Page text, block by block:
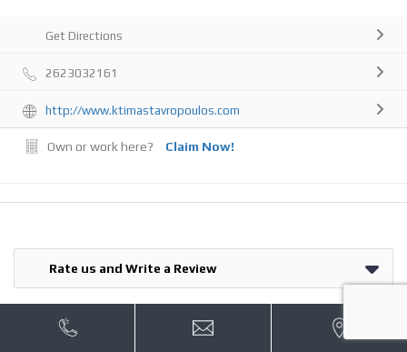
Get Directions
2623032161
http://www.ktimastavropoulos.com
Own or work here? Claim Now!
Rate us and Write a Review